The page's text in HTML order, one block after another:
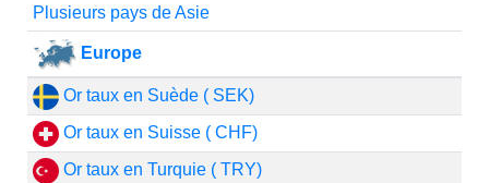
Plusieurs pays de Asie
Europe
Or taux en Suède ( SEK)
Or taux en Suisse ( CHF)
Or taux en Turquie ( TRY)